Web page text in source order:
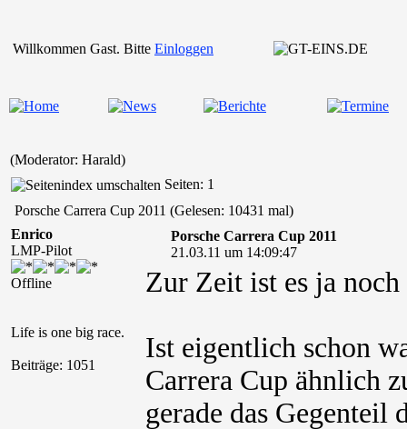
Willkommen Gast. Bitte Einloggen
(Moderator: Harald)
Seiten: 1
Porsche Carrera Cup 2011 (Gelesen: 10431 mal)
Enrico
LMP-Pilot
Offline
Life is one big race.
Beiträge: 1051
Porsche Carrera Cup 2011
21.03.11 um 14:09:47
Zur Zeit ist es ja
Ist eigentlich schon
Carrera Cup ähnlich
gerade das Gegenteil